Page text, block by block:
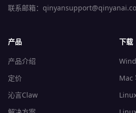
联系邮箱：
产品
产品介绍
定价
沁言Claw
下载
Mac